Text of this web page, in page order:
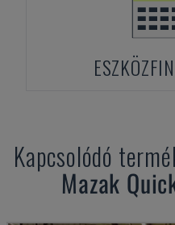
Kapcsolódó
Mazak